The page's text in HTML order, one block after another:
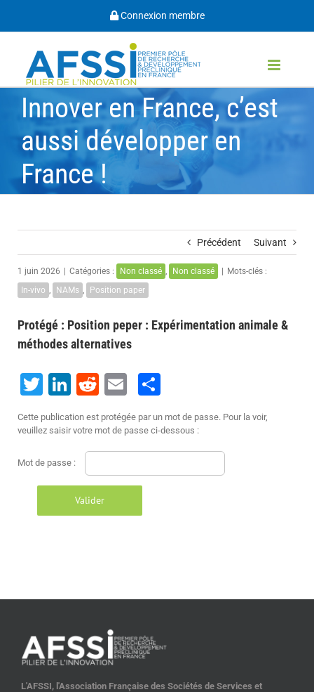
contenu
Connexion membre
Innover en France, c’est
aussi développer en
France !
Précédent Suivant
1 juin 2026 Catégories : Non classé , Non classé
Mots-clés :
In-vivo , NAMs , Position paper
Protégé : Position peper : Expérimentation animale &
méthodes alternatives
Twitter
LinkedIn
Reddit
Email
Cette publication est protégée par un mot de passe. Pour la voir,
veuillez saisir votre mot de passe ci-dessous :
Mot de passe :
L'AFSSI, l'Association Française des Sociétés de Services et